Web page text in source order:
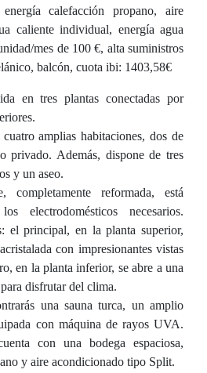
calefacción propano, aire
caliente individual, energía agua
mes de 100 €, alta suministros
balcón, cuota ibi: 1403,58€
en tres plantas conectadas por
amplias habitaciones, dos de
privado. Además, dispone de tres
y un aseo.
reformada, está
electrodomésticos necesarios.
el principal, en la planta superior,
con impresionantes vistas
en la planta inferior, se abre a una
disfrutar del clima.
una sauna turca, un amplio
con máquina de rayos UVA.
con una bodega espaciosa,
y aire acondicionado tipo Split.